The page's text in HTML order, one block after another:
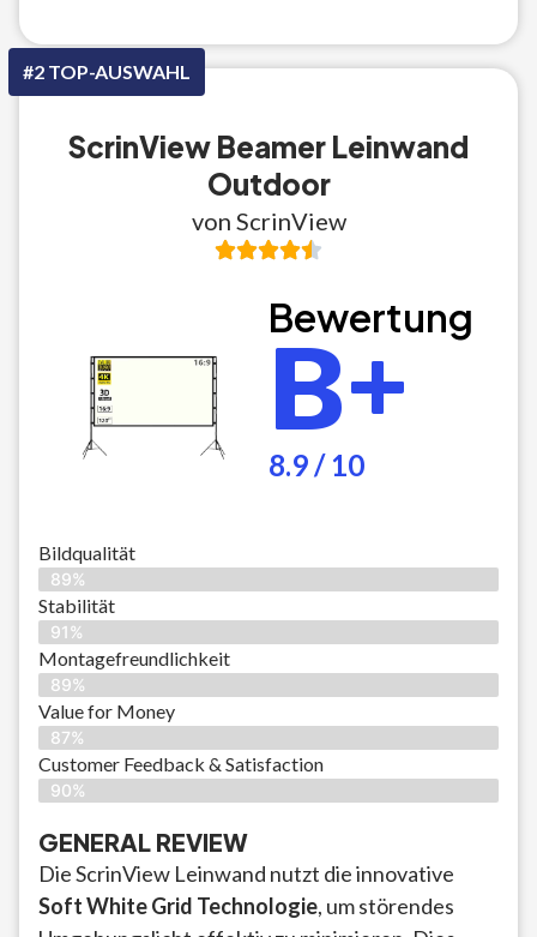
#2 TOP-AUSWAHL
ScrinView Beamer Leinwand
Outdoor
von ScrinView
Bewertung
B+
8.9 / 10
Bildqualität
89%
Stabilität
91%
Montagefreundlichkeit
89%
Value for Money
87%
Customer Feedback & Satisfaction​
90%
GENERAL REVIEW
Die ScrinView Leinwand nutzt die innovative
Soft White Grid Technologie, um störendes